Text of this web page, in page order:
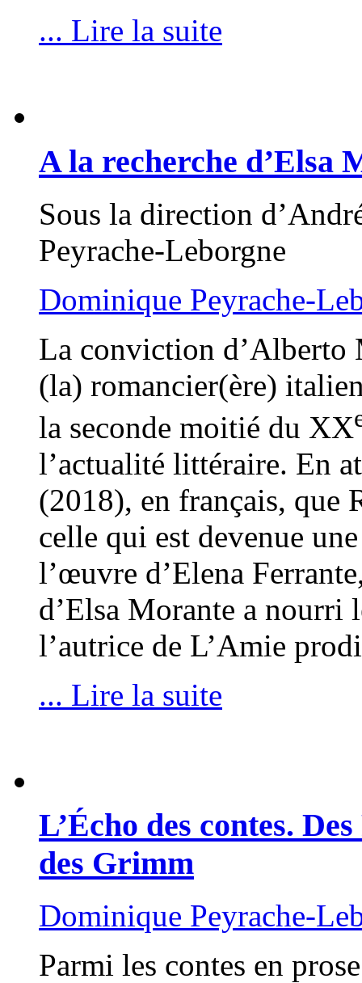
... Lire la suite
A la recherche d’Elsa
Sous la direction
Peyrache-Leborgne
Dominique Peyrache-
La conviction d’Alberto
(la) romancier(ère)
la seconde moitié du XX
l’actualité littéraire. En
(2018), en français, que
celle qui est devenue
l’œuvre d’Elena
d’Elsa Morante a nourri
l’autrice de L’Amie
... Lire la suite
L’Écho des contes.
des Grimm
Dominique Peyrache-
Parmi les contes en